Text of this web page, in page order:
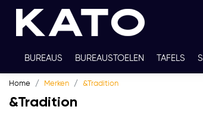
BUREAUS BUREAUSTOELEN TAFELS
TWEEDEHANDS THUISWERKPLEKKEN
Home Merken &Tradition
&Tradition